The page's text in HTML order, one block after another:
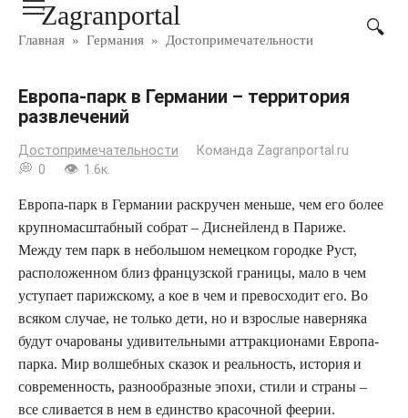
ПерейтиZagranportal
Главная » Германия » Достопримечательности
Европа-парк в Германии – территория
развлечений
Достопримечательности
Команда Zagranportal.ru
0
1.6к.
Европа-парк в Германии раскручен меньше, чем его более
крупномасштабный собрат – Диснейленд в Париже.
Между тем парк в небольшом немецком городке Руст,
расположенном близ французской границы, мало в чем
уступает парижскому, а кое в чем и превосходит его. Во
всяком случае, не только дети, но и взрослые наверняка
будут очарованы удивительными аттракционами Европа-
парка. Мир волшебных сказок и реальность, история и
современность, разнообразные эпохи, стили и страны –
все сливается в нем в единство красочной феерии.